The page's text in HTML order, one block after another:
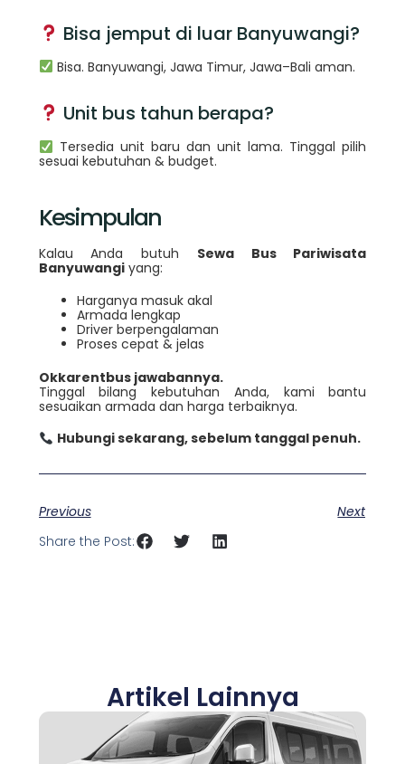
Bisa jemput di luar Banyuwangi?
Bisa. Banyuwangi, Jawa Timur, Jawa–Bali aman.
Unit bus tahun berapa?
Tersedia unit baru dan unit lama. Tinggal pilih
sesuai kebutuhan & budget.
Kesimpulan
Kalau Anda butuh Sewa Bus Pariwisata
Banyuwangiyang:
Harganya masuk akal
Armada lengkap
Driver berpengalaman
Proses cepat & jelas
Okkarentbus jawabannya.
Tinggal bilang kebutuhan Anda, kami bantu
sesuaikan armada dan harga terbaiknya.
Hubungi sekarang, sebelum tanggal penuh.
Previous
Next
Share the Post:
Artikel Lainnya